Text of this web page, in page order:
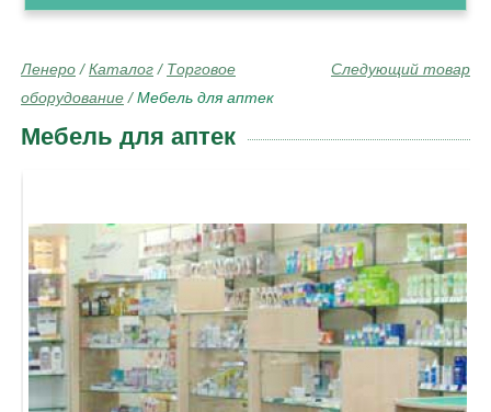
Следующий товар
Ленеро /Каталог / Торговое
оборудование /Мебель для аптек
Мебель для аптек